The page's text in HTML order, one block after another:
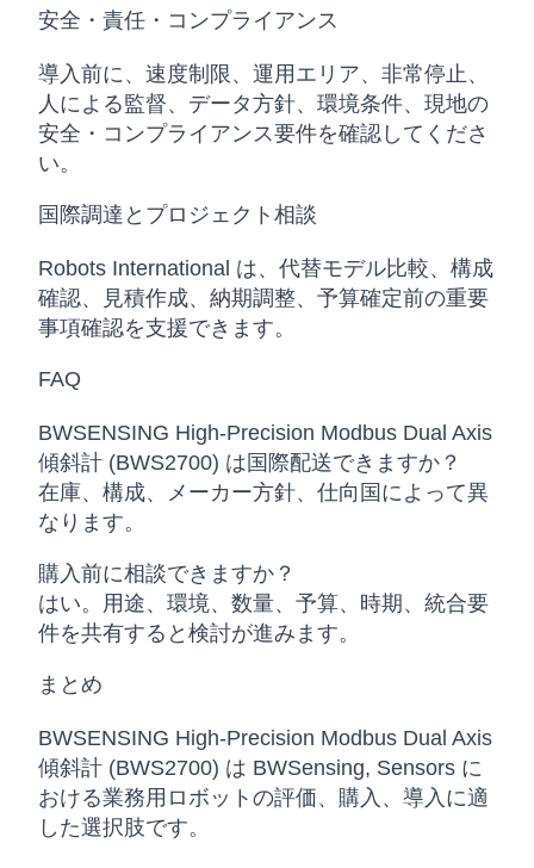
安全・責任・コンプライアンス
導入前に、速度制限、運用エリア、非常停止、
人による監督、データ方針、環境条件、現地の
安全・コンプライアンス要件を確認してくださ
い。
国際調達とプロジェクト相談
Robots International は、代替モデル比較、構成
確認、見積作成、納期調整、予算確定前の重要
事項確認を支援できます。
FAQ
BWSENSING High-Precision Modbus Dual Axis
傾斜計 (BWS2700) は国際配送できますか？
在庫、構成、メーカー方針、仕向国によって異
なります。
購入前に相談できますか？
はい。用途、環境、数量、予算、時期、統合要
件を共有すると検討が進みます。
まとめ
BWSENSING High-Precision Modbus Dual Axis
傾斜計 (BWS2700) は BWSensing, Sensors に
おける業務用ロボットの評価、購入、導入に適
した選択肢です。